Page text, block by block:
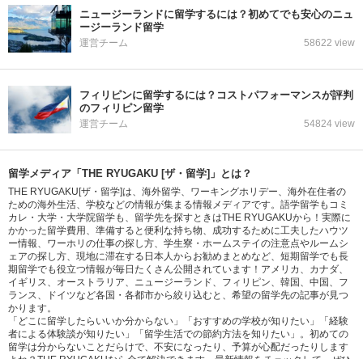
ニュージーランドに留学するには？初めてでも安心のニュ
ージーランド留学
運営チーム 58622 view
フィリピンに留学するには？コストパフォーマンスが評判
のフィリピン留学
運営チーム 54824 view
留学メディア「THE RYUGAKU [ザ・留学]」とは？
THE RYUGAKU[ザ・留学]は、海外留学、ワーキングホリデー、海外在住者の
ための海外生活、学校などの情報が集まる情報メディアです。語学留学もコミ
カレ・大学・大学院留学も、留学先を探すときはTHE RYUGAKUから！実際に
かかった留学費用、準備すると便利な持ち物、成功するために工夫したハウツ
ー情報、ワーホリの仕事の探し方、学生寮・ホームステイの注意点やルームシ
ェアの探し方、現地に滞在する日本人からお勧めまとめなど、短期留学でも長
期留学でも役立つ情報が毎日たくさん公開されています！アメリカ、カナダ、
イギリス、オーストラリア、ニュージーランド、フィリピン、韓国、中国、フ
ランス、ドイツなど各国・各都市から絞り込むと、希望の留学先の記事が見つ
かります。
「どこに留学したらいいか分からない」「おすすめの学校が知りたい」「経験
者による体験談が知りたい」「留学生活での節約方法を知りたい」。初めての
留学は分からないことだらけで、不安になったり、予算が心配だったりします